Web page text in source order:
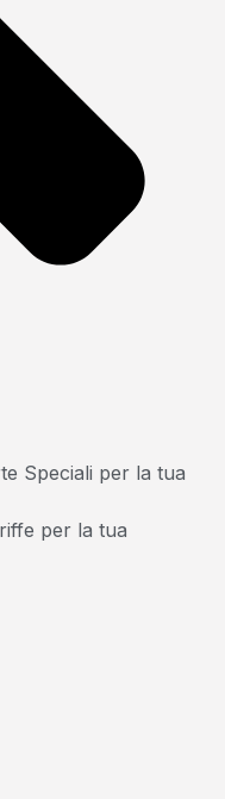
Speciali per la tua
per la tua